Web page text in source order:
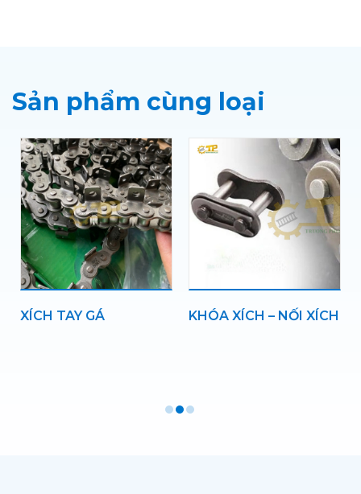
Sản phẩm cùng loại
XÍCH TAY GÁ KHÓA XÍCH – NỐI XÍCH